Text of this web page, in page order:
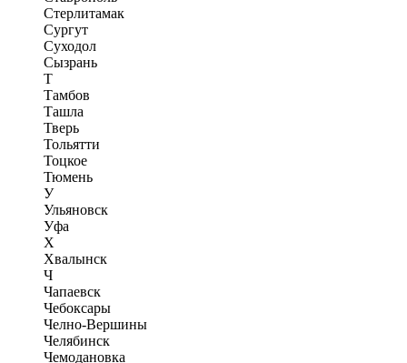
Стерлитамак
Сургут
Суходол
Сызрань
Т
Тамбов
Ташла
Тверь
Тольятти
Тоцкое
Тюмень
У
Ульяновск
Уфа
Х
Хвалынск
Ч
Чапаевск
Чебоксары
Челно-Вершины
Челябинск
Чемодановка